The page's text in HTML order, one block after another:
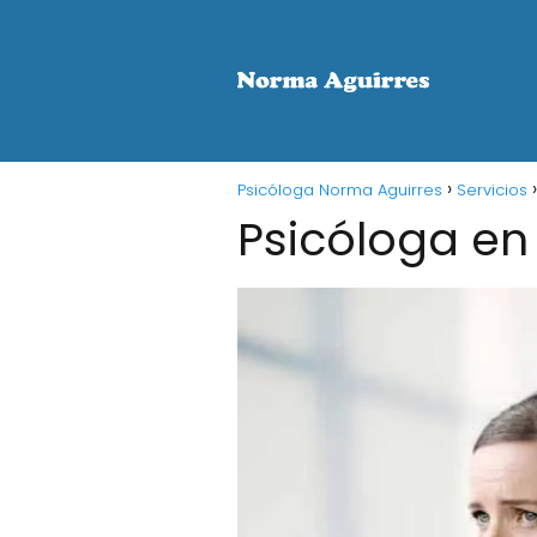
Psicóloga Norma Aguirres Servicios
Psicóloga